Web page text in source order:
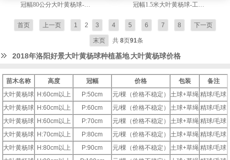
冠幅80公分大叶黄杨球-工程球【视频】
首页 上一页 1 2 3 4 5 6 7 8 下一页
末页 共 8页91条
2018年洛阳好景大叶黄杨球种植基地大叶黄杨球价格
苗木名称 高度 冠幅 价格 包装
备注
大叶黄杨球 H:60cm以上 P:50cm 元/棵（价格不稳定） 土球+草绳 精球/毛球
大叶黄杨球 H:60cm以上 P:60cm 元/棵（价格不稳定） 土球+草绳 精球/毛球
大叶黄杨球 H:60cm以上 P:70cm 元/棵（价格不稳定） 土球+草绳 精球/毛球
大叶黄杨球 H:70cm以上 P:80cm 元/棵（价格不稳定） 土球+草绳 精球/毛球
大叶黄杨球 H:80cm以上 P:90cm 元/棵（价格不稳定） 土球+草绳 精球/毛球